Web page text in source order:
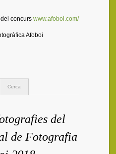
concurs www.afoboi.com/
Afoboi
Cerca
del
de Fotografia